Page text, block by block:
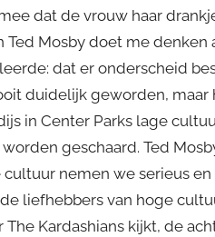
dat de vrouw haar
Mosby doet me denken
dat er onderscheid
duidelijk geworden, maar
in Center Parks lage
geschaard. Ted
nemen we serieus
liefhebbers van hoge
Kardashians kijkt, de